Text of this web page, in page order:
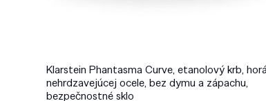
Klarstein Phantasma Curve, etanolový krb,
nehrdzavejúcej ocele, bez dymu a zápachu,
bezpečnostné sklo